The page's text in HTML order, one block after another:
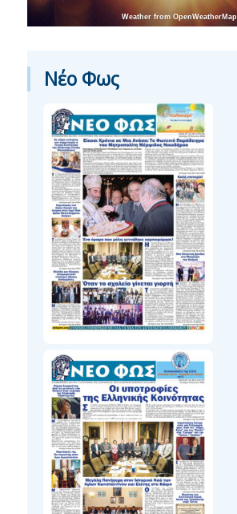
Weather from OpenWeatherMap
Νέο Φως